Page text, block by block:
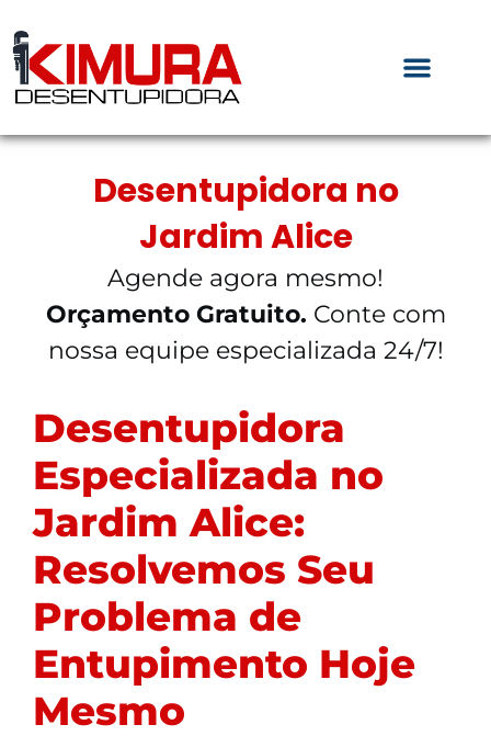
Desentupidora no
Jardim Alice
Agende agora mesmo!
Orçamento Gratuito. Conte com
nossa equipe especializada 24/7!
Desentupidora
Especializada no
Jardim Alice:
Resolvemos Seu
Problema de
Entupimento Hoje
Mesmo